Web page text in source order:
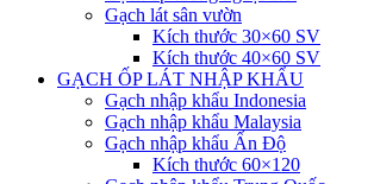
Gạch lát sân vườn
Kích thước 30×60 SV
Kích thước 40×60 SV
GẠCH ỐP LÁT NHẬP KHẨU
Gạch nhập khẩu Indonesia
Gạch nhập khẩu Malaysia
Gạch nhập khẩu Ấn Độ
Kích thước 60×120